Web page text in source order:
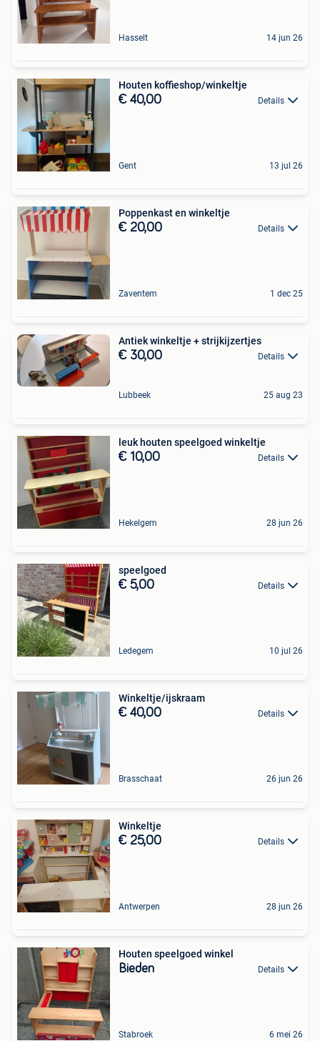
Hasselt 14 jun 26
Houten koffieshop/winkeltje
€ 40,00 Details
Gent 13 jul 26
Poppenkast en winkeltje
€ 20,00 Details
Zaventem 1 dec 25
Antiek winkeltje + strijkijzertjes
€ 30,00 Details
Lubbeek 25 aug 23
leuk houten speelgoed winkeltje
€ 10,00 Details
Hekelgem 28 jun 26
speelgoed
€ 5,00 Details
Ledegem 10 jul 26
Winkeltje/ijskraam
€ 40,00 Details
Brasschaat 26 jun 26
Winkeltje
€ 25,00 Details
Antwerpen 28 jun 26
Houten speelgoed winkel
Bieden Details
Stabroek 6 mei 26